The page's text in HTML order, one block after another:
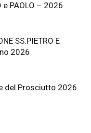
e PAOLO – 2026
SS.PIETRO E
2026
del Prosciutto 2026